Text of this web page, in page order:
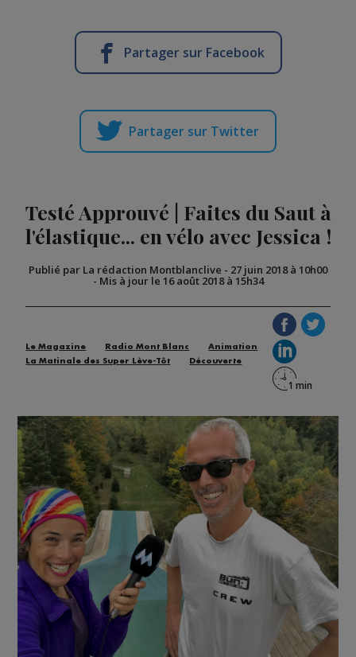
Partager sur Facebook
Partager sur Twitter
Testé Approuvé | Faites du Saut à
l'élastique... en vélo avec Jessica !
Publié par La rédaction Montblanclive - 27 juin 2018 à 10h00
- Mis à jour le 16 août 2018 à 15h34
Le Magazine Radio Mont Blanc
Animation
La Matinale des Super Lève-Tôt
Découverte